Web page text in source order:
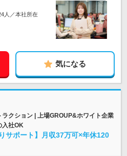
人／本社所在
気になる
クション | 上場GROUP&ホワイト企業
入社OK
サポート】月収37万可×年休120